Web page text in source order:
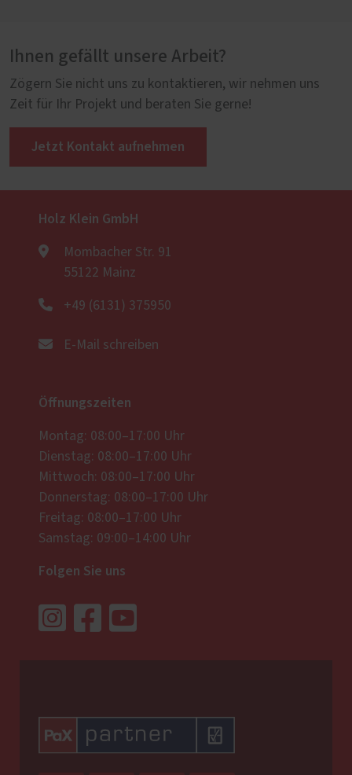
Ihnen gefällt unsere Arbeit?
Zögern Sie nicht uns zu kontaktieren, wir nehmen uns
Zeit für Ihr Projekt und beraten Sie gerne!
Jetzt Kontakt aufnehmen
Holz Klein GmbH
Mombacher Str. 91
55122 Mainz
+49 (6131) 375950
E-Mail schreiben
Öffnungszeiten
Montag: 08:00–17:00 Uhr
Dienstag: 08:00–17:00 Uhr
Mittwoch: 08:00–17:00 Uhr
Donnerstag: 08:00–17:00 Uhr
Freitag: 08:00–17:00 Uhr
Samstag: 09:00–14:00 Uhr
Folgen Sie uns